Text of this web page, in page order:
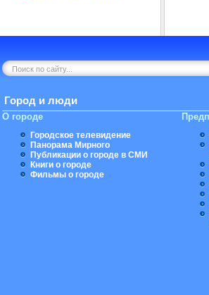
Город и люди
О городе
Городское телевидение
Панорама Мирного
Публикации о городе в СМИ
Книги о городе
Фильмы о городе